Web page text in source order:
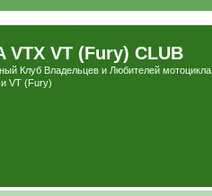
VTX VT (Fury) CLUB
Клуб Владельцев и Любителей мотоцикла
VT (Fury)